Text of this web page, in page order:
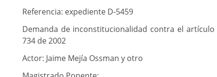
Referencia: expediente D-5459
Demanda de inconstitucionalidad contra el artículo
734 de 2002
Actor: Jaime Mejía Ossman y otro